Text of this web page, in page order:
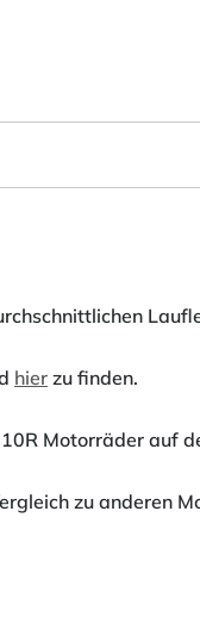
hier zu finden.
Motorräder auf
zu anderen